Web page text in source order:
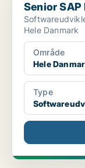
Senior
Hele Danmark
Område
Hele
Type